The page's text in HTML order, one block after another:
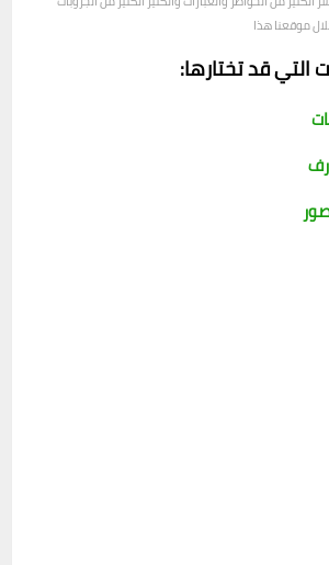
موقعنا هذا
التي قد تختارها: